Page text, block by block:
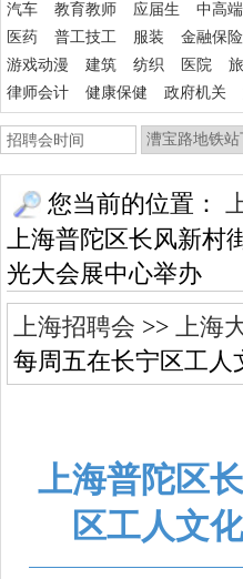
汽车 教育教师 应届生 中高端
医药
普工技工 服装 金融保
游戏动漫
建筑 纺织 医院
律师会计
健康保健 政府机关
您当前的位置：
上海普陀区长风新
光大会展中心举办
上海招聘会 >> 上海
每周五在长宁区工人
上海普陀区
区工人文